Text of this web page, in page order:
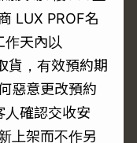
LUX PROF名
作天內以
貨，有效預約期
惡意更改預約
人確認交收安
上架而不作另